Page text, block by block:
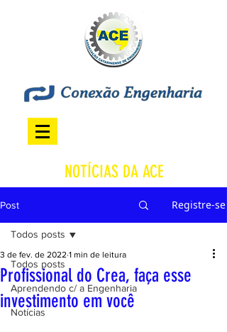
NOTÍCIAS DA ACE
Post Registre-se
Todos posts
Aprendendo c/ a Engenharia
Notícias
Todos posts
Profissional do Crea, faça esse
investimento em você
3 de fev. de 2022 1 min de leitura